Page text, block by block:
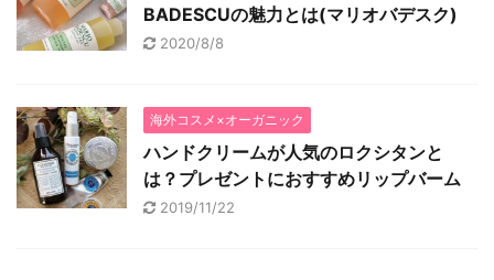
BADESCUの魅力とは(マリオバデスク)
2020/8/8
海外コスメ×オーガニック
ハンドクリームが人気のロクシタンと
は？プレゼントにおすすめリップバーム
2019/11/22